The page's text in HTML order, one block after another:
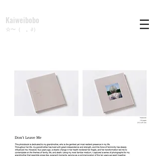
Kaiweibobo
☆〜（ゝ。∂）